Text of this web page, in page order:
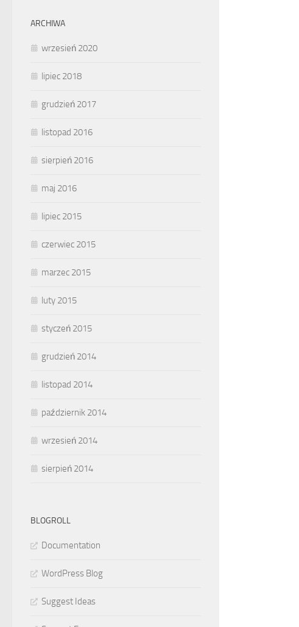
ARCHIWA
wrzesień 2020
lipiec 2018
grudzień 2017
listopad 2016
sierpień 2016
maj 2016
lipiec 2015
czerwiec 2015
marzec 2015
luty 2015
styczeń 2015
grudzień 2014
listopad 2014
październik 2014
wrzesień 2014
sierpień 2014
BLOGROLL
Documentation
WordPress Blog
Suggest Ideas